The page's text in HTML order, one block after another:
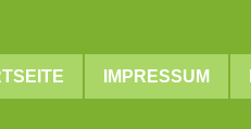
IMPRESSUM